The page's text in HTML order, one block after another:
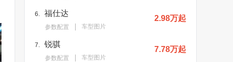
6. 福仕达
参数配置 车型图片
2.98万起
7. 锐骐
参数配置 车型图片
7.78万起